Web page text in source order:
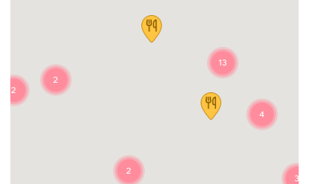
3
13
4
2
2
2